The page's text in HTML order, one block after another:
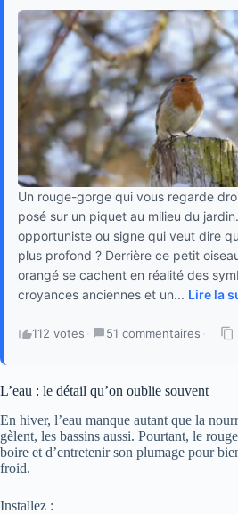
Un rouge-gorge qui vous regarde
posé sur un piquet au milieu du
opportuniste ou signe qui veut dire
plus profond ? Derrière ce petit
orangé se cachent en réalité des
croyances anciennes et un... Lire la
112 votes · 51 commentaires ·
L’eau : le détail qu’on oublie souvent
En hiver, l’eau manque autant que la
gèlent, les bassins aussi. Pourtant, le
boire et d’entretenir son plumage pour
froid.
Installez :